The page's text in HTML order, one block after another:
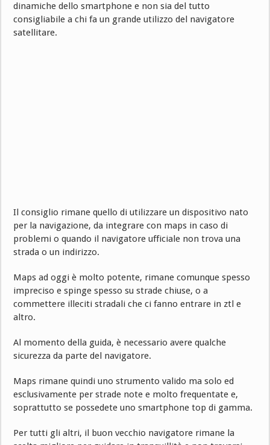
dinamiche dello smartphone e non sia del tutto
consigliabile a chi fa un grande utilizzo del navigatore
satellitare.
Il consiglio rimane quello di utilizzare un dispositivo nato
per la navigazione, da integrare con maps in caso di
problemi o quando il navigatore ufficiale non trova una
strada o un indirizzo.
Maps ad oggi è molto potente, rimane comunque spesso
impreciso e spinge spesso su strade chiuse, o a
commettere illeciti stradali che ci fanno entrare in ztl e
altro.
Al momento della guida, è necessario avere qualche
sicurezza da parte del navigatore.
Maps rimane quindi uno strumento valido ma solo ed
esclusivamente per strade note e molto frequentate e,
soprattutto se possedete uno smartphone top di gamma.
Per tutti gli altri, il buon vecchio navigatore rimane la